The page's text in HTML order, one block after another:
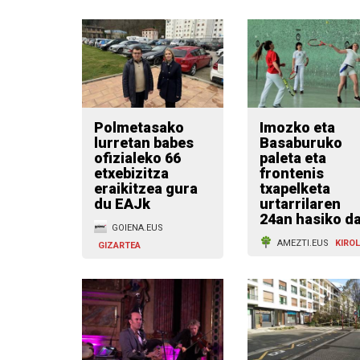
Polmetasako
lurretan babes
ofizialeko 66
etxebizitza
eraikitzea gura
du EAJk
GOIENA.EUS
GIZARTEA
Imozko eta
Basaburuko
paleta eta
frontenis
txapelketa
urtarrilaren
24an hasiko
AMEZTI.EUS